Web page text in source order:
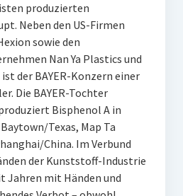
produzierten
Neben den US-Firmen
sowie den
Nan Ya Plastics und
der BAYER-Konzern einer
Die BAYER-Tochter
produziert Bisphenol A in
Texas, Map Ta
China. Im Verbund
der Kunststoff-Industrie
Jahren mit Händen und